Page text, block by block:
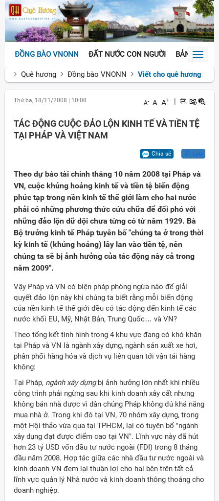
ĐỒNG BÀO VNONN ĐẤT NƯỚC CON NGƯỜI BẢN SẮCToggle
Quê hương
Đồng bào VNONN Viết cho quê hương
Thứ ba, 18/11/2008 10:08 A- A A+
TÁC ĐỘNG CUỘC ĐẢO LỘN KINH TẾ VÀ TIỀN TỆ
TẠI PHÁP VÀ VIỆT NAM
Chia sẻ Lưu
Theo dự báo tài chính tháng 10 năm 2008 tại Pháp và
VN, cuộc khủng hoảng kinh tế và tiền tệ biến động
phức tạp trong nền kinh tế thế giới làm cho hai nước
phải có những phương thức cứu chữa để đối phó với
những đảo lộn dữ dội chưa từng có từ năm 1929. Bà
Bộ trưởng kinh tế Pháp tuyên bố "chúng ta ở trong thời
kỳ kinh tế (khủng hoảng) lây lan vào tiền tệ, nên
chúng ta sẽ bị ảnh hưởng của tác động này cả trong
năm 2009".
Vậy Pháp và VN có biện pháp phòng ngừa nào để giải
quyết đảo lộn này khi chúng ta biết rằng mỗi biến động
của nền kinh tế thế giới đều có tác động đến kinh tế các
nước khối EU, Mỹ, Nhật Bản, Trung Quốc… và VN?
Theo tổng kết tình hình trong 4 khu vực đang có khó khăn
tại Pháp và VN là ngành xây dựng, ngành sản xuất xe hơi,
phân phối hàng hóa và dịch vụ liên quan tới vận tải hàng
không:
Tại Pháp, ngành xây dựngbị ảnh hưởng lớn nhất khi nhiều
công trình phải ngừng sau khi kinh doanh xây cất nhưng
không bán nhà được vì dân chúng Pháp không đủ khả năng
mua nhà ở. Trong khi đó tại VN, 70 nhóm xây dựng, trong
một Hội thảo vừa qua tại TPHCM, lại có tuyên bố "ngành
xây dụng đạt được điểm cao tại VN". Lĩnh vực này đã hút
hơn 23 tỷ USD vốn đầu tư nước ngoài (FDI) trong 8 tháng
đầu năm 2008. Hợp tác giữa các nhà đầu tư nước ngoài và
kinh doanh VN đem lại thuận lợi cho hai bên trên tất cả
lĩnh vực quản lý Nhà nước và kinh doanh thông thoáng cho
doanh nghiệp.